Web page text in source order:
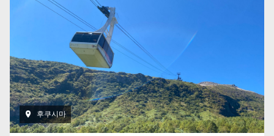
후쿠시마